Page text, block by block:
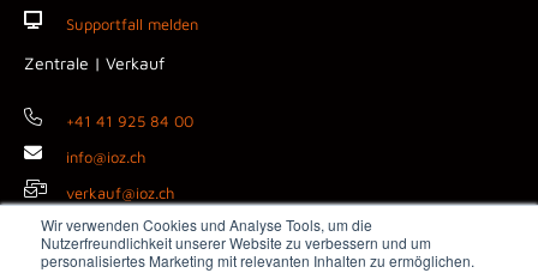
Wir verwenden Cookies und Analyse Tools, um die
Nutzerfreundlichkeit unserer Website zu verbessern und um
personalisiertes Marketing mit relevanten Inhalten zu ermöglichen.
Supportfall melden
Zentrale | Verkauf
+41 41 925 84 00
info@ioz.ch
verkauf@ioz.ch